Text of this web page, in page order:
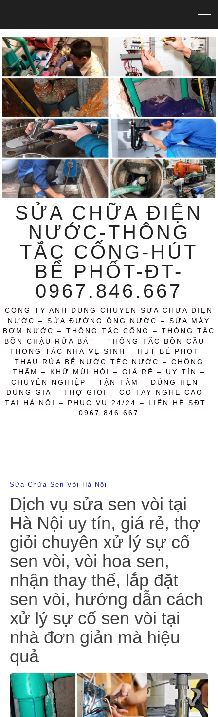
SỬA CHỮA ĐIỆN
NƯỚC-THÔNG
TẮC CỐNG-HÚT
BỂ PHỐT-ĐT-
0967.846.667
CÔNG TY ANH DŨNG CHUYÊN SỬA CHỮA ĐIỆN
NƯỚC – SỬA ĐƯỜNG ỐNG NƯỚC – SỬA MÁY
BƠM NƯỚC – THÔNG TẮC CỐNG – THÔNG TẮC
BỒN CHẬU RỬA BÁT – THÔNG TẮC BỒN CẦU –
THÔNG TẮC NHÀ VỆ SINH – HÚT BỂ PHỐT –
THAU RỬA BỂ NƯỚC TÉC NƯỚC – CHỐNG
THẤM – KHỬ MÙI HÔI – GIÁ RẺ – UY TÍN –
CHUYÊN NGHIỆP – TẬN TÂM – ĐÚNG HẸN –
ĐÚNG GIÁ – THỢ GIỎI – CÓ TAY NGHỀ CAO –
TẠI HÀ NỘI – PHỤC VỤ 24/24 – LIÊN HỆ SĐT :
0967.846.667
Sửa Chữa Sen Vòi Hà Nội
Dịch vụ sửa sen vòi tại
Hà Nội uy tín, giá rẻ, thợ
giỏi chuyên xử lý sự cố
sen vòi, vòi hoa sen,
nhận thay thế, lắp đặt
sen vòi, hướng dẫn cách
xử lý sự cố sen vòi tại
nhà đơn giản mà hiệu
quả